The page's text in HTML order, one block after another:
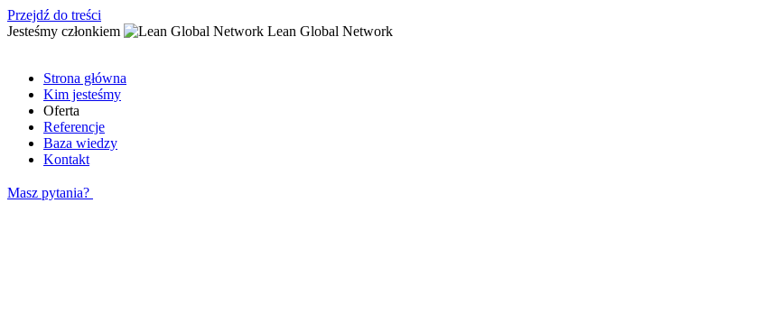
Przejdź do treści
Jesteśmy członkiem
Lean Global Network
Strona główna
Kim jesteśmy
Oferta
Referencje
Baza wiedzy
Kontakt
Masz pytania?